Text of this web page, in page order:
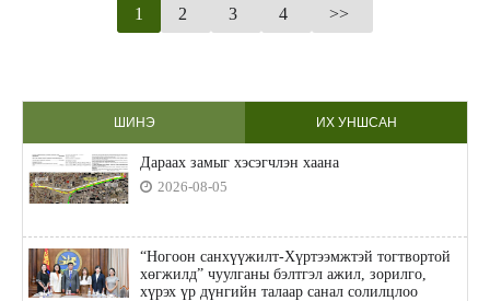
1 2 3 4 >>
ШИНЭ ИХ УНШСАН
Дараах замыг хэсэгчлэн хаана
2026-08-05
“Ногоон санхүүжилт-Хүртээмжтэй тогтвортой
хөгжилд” чуулганы бэлтгэл ажил, зорилго,
хүрэх үр дүнгийн талаар санал солилцлоо